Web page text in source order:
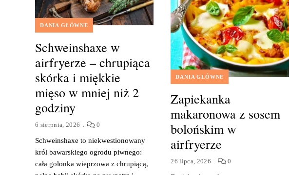
DANIA GŁÓWNE
Schweinshaxe w
airfryerze – chrupiąca
skórka i miękkie
mięso w mniej niż 2
godziny
6 sierpnia, 2026 0
Schweinshaxe to niekwestionowany
król bawarskiego ogrodu piwnego:
cała golonka wieprzowa z chrupiącą,
DANIA GŁÓWNE
Zapiekanka
makaronowa z sosem
bolońskim w
airfryerze
26 lipca, 2026 0